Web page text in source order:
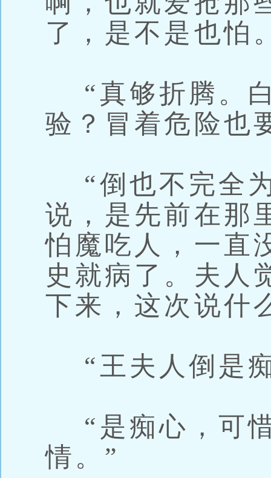
了，是不是也怕
“真够折腾。
验？冒着危险也
“倒也不完全
说，是先前在那
怕魔吃人，一直
史就病了。夫人
下来，这次说什
“王夫人倒是
“是痴心，可
情。”